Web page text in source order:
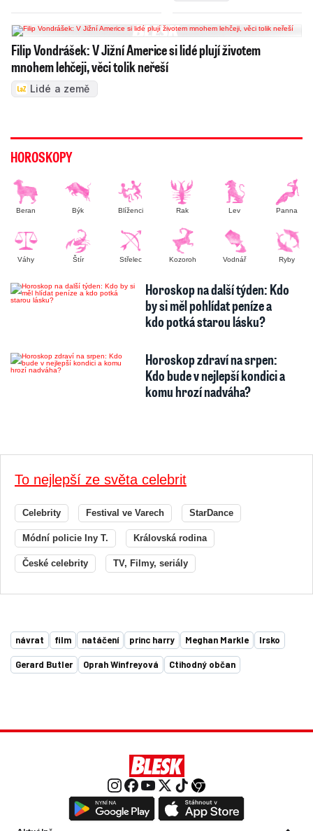
Filip Vondrášek: V Jižní Americe si lidé plují životem
mnohem lehčeji, věci tolik neřeší
Lidé a země
HOROSKOPY
Beran Býk Blíženci Rak Lev Panna
Váhy Štír Střelec Kozoroh Vodnář Ryby
Horoskop na další týden: Kdo
by si měl pohlídat peníze a
kdo potká starou lásku?
Horoskop zdraví na srpen:
Kdo bude v nejlepší kondici a
komu hrozí nadváha?
To nejlepší ze světa celebrit
Celebrity Festival ve Varech StarDance
Módní policie Iny T. Královská rodina
České celebrity TV, Filmy, seriály
návrat film natáčení princ harry Meghan Markle Irsko
Gerard Butler Oprah Winfreyová Ctihodný občan